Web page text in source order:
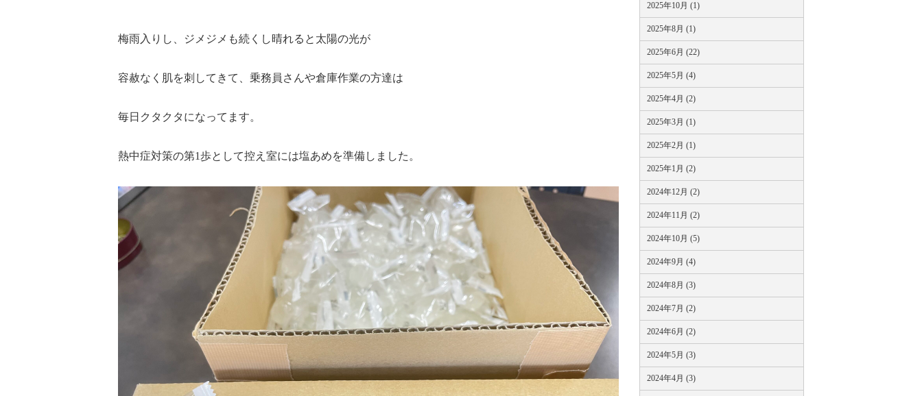
梅雨入りし、ジメジメも続くし晴れると太陽の光が
容赦なく肌を刺してきて、乗務員さんや倉庫作業の方達は
毎日クタクタになってます。
熱中症対策の第1歩として控え室には塩あめを準備しました。
2025年10月 (1)
2025年8月 (1)
2025年6月 (22)
2025年5月 (4)
2025年4月 (2)
2025年3月 (1)
2025年2月 (1)
2025年1月 (2)
2024年12月 (2)
2024年11月 (2)
2024年10月 (5)
2024年9月 (4)
2024年8月 (3)
2024年7月 (2)
2024年6月 (2)
2024年5月 (3)
2024年4月 (3)